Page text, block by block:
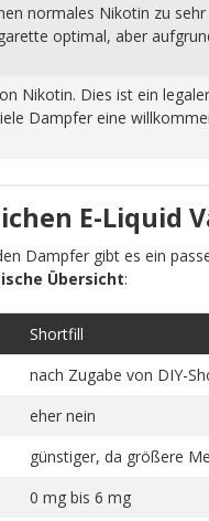
normales Nikotin zu
optimal, aber
Nikotin. Dies ist ein
Dampfer eine
E-Liquid
Dampfer gibt es ein
Übersicht:
Shortfill
nach Zugabe von DIY-
eher nein
günstiger, da größere
0 mg bis 6 mg